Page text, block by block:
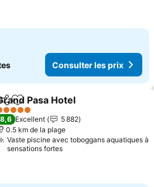
Consulter les prix
Ajouter à mes favoris
Pasa Hotel
Étoiles
8,6 Excellent
5 882
0.5 km de la plage
Vaste piscine avec toboggans aquatiques à
sensations fortes